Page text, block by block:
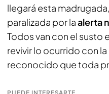
llegará esta
paralizada por laalerta
Todos van con el susto
revivir lo ocurrido con la
reconocido que toda